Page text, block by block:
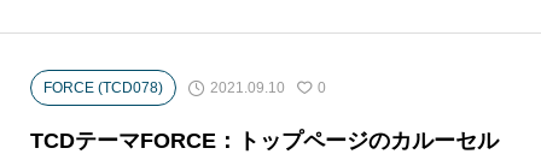
FORCE (TCD078) 2021.09.10 0
TCDテーマFORCE：トップページのカルーセル